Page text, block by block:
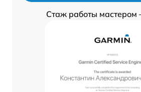
Стаж работы мастером